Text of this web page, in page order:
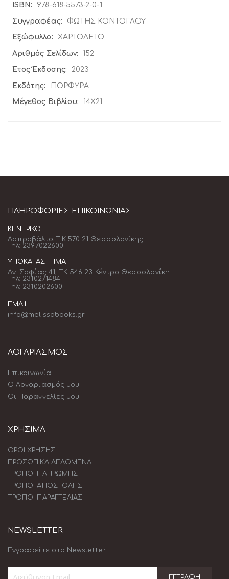
Περισσότερες
Πληροφορίες
978-618-5573-2-0-1
ΦΩΤΗΣ ΚΟΝΤΟΓΛΟΥ
ΧΑΡΤΟΔΕΤΟ
152
2023
ΠΟΡΦΥΡΑ
14X21
ΠΛΗΡΟΦΟΡΊΕΣ ΕΠΙΚΟΙΝΩΝΊΑΣ
ΚΕΝΤΡΙΚΌ:
Ασπροβάλτα Τ.Κ.570 21 Θεσσαλονίκης
Τηλ: 2397022600
ΥΠΟΚΑΤΆΣΤΗΜΑ
Αγ. Σοφίας 41, ΤΚ 546 23 Κέντρο Θεσσαλονίκη
Τηλ: 2310271484
Τηλ: 2310202600
EMAIL:
info@melissabooks.gr
ΛΟΓΑΡΙΑΣΜΟΣ
Επικοινωνία
Ο Λογαριασμός μου
Οι Παραγγελίες μου
ΧΡΗΣΙΜΑ
ΟΡΟΙ ΧΡΗΣΗΣ
ΠΡΟΣΩΠΙΚΑ ΔΕΔΟΜΕΝΑ
ΤΡΟΠΟΙ ΠΛΗΡΩΜΗΣ
ΤΡΟΠΟΙ ΑΠΟΣΤΟΛΗΣ
ΤΡΟΠΟΙ ΠΑΡΑΓΓΕΛΙΑΣ
NEWSLETTER
Εγγραφείτε στο Newsletter
ΕΓΓΡΑΦΉ